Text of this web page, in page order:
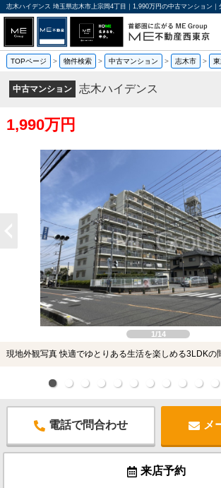
TOPページ > 物件検索 > 中古マンション > 志木市 >
中古マンション 志木ハイデンス
1,990万円
1/14
現地外観写真 快適でゆとりある生活を楽しめる3LDKの
電話で問合わせ メ
来店予約